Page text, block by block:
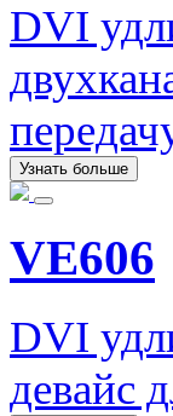
DVI
Узнать больше
VE606
DVI
девайс